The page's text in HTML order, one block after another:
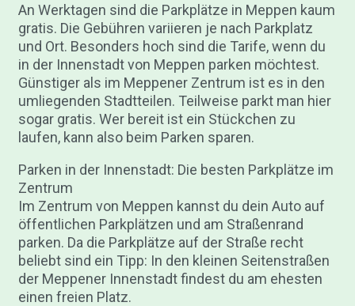
An Werktagen sind die Parkplätze in Meppen kaum
gratis. Die Gebühren variieren je nach Parkplatz
und Ort. Besonders hoch sind die Tarife, wenn du
in der Innenstadt von Meppen parken möchtest.
Günstiger als im Meppener Zentrum ist es in den
umliegenden Stadtteilen. Teilweise parkt man hier
sogar gratis. Wer bereit ist ein Stückchen zu
laufen, kann also beim Parken sparen.
Parken in der Innenstadt: Die besten Parkplätze im
Zentrum
Im Zentrum von Meppen kannst du dein Auto auf
öffentlichen Parkplätzen und am Straßenrand
parken. Da die Parkplätze auf der Straße recht
beliebt sind ein Tipp: In den kleinen Seitenstraßen
der Meppener Innenstadt findest du am ehesten
einen freien Platz.